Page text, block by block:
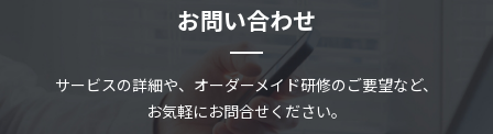
お問い合わせ
サービスの詳細や、 オーダーメイド研修のご要望など、
お気軽にお問合せください。